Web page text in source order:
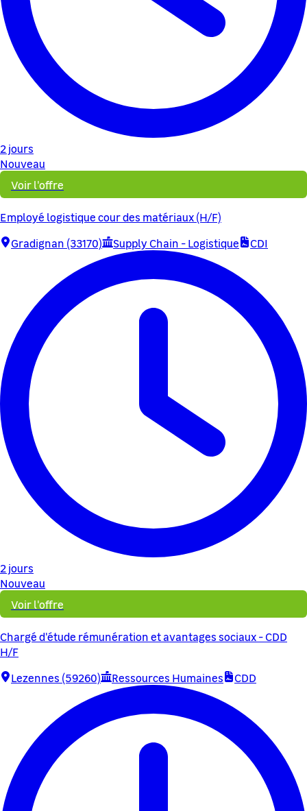
2 jours
Nouveau
Voir l'offre
Employé logistique cour des matériaux (H/F)
Gradignan (33170)
Supply Chain - Logistique CDI
2 jours
Nouveau
Voir l'offre
Chargé d'étude rémunération et avantages sociaux - CDD
H/F
Lezennes (59260)
Ressources Humaines CDD